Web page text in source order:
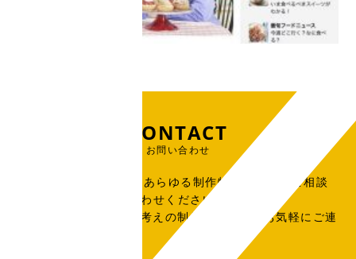
CONTACT
お問い合わせ
出版物、広告、WEB、あらゆる制作物のご依頼・ご相談
はこちらからお問い合わせください。
SOHO・業務委託をお考えの制作会社さまもお気軽にご連